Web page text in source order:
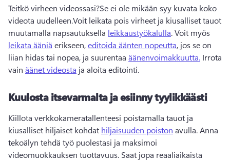
Teitkö virheen videossasi?Se ei ole mikään syy kuvata koko
videota uudelleen.Voit leikata pois virheet ja kiusalliset tauot
muutamalla napsautuksella leikkaustyökalulla. Voit myös
leikata ääniä erikseen, editoida äänten nopeutta, jos se on
liian hidas tai nopea, ja suurentaa äänenvoimakkuutta. Irrota
vain äänet videosta ja aloita editointi.
Kuulosta itsevarmalta ja esiinny tyylikkäästi
Kiillota verkkokameratallenteesi poistamalla tauot ja
kiusalliset hiljaiset kohdat hiljaisuuden poiston avulla. Anna
tekoälyn tehdä työ puolestasi ja maksimoi
videomuokkauksen tuottavuus. Saat jopa reaaliaikaista